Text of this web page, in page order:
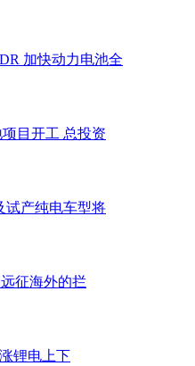
加快动力电池全
目开工 总投资
试产纯电车型将
征海外的拦
锂电上下